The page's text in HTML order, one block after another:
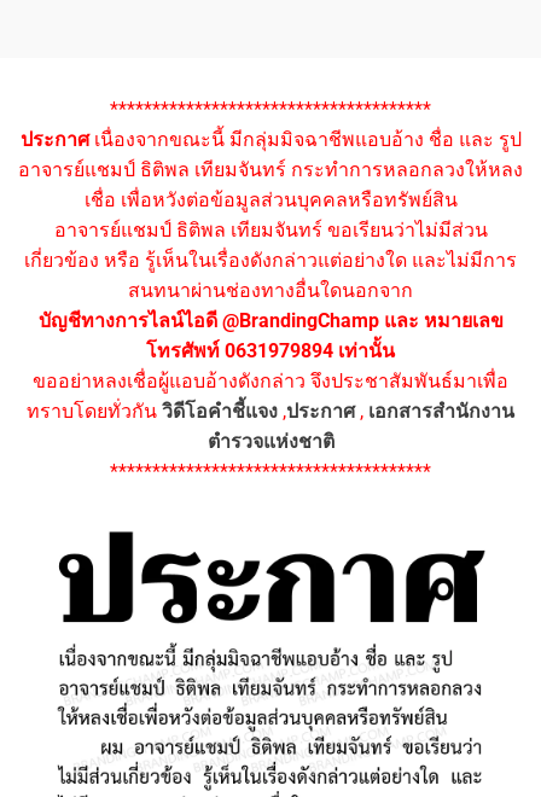
**************************************
ประกาศเนื่องจากขณะนี้ มีกลุ่มมิจฉาชีพแอบอ้าง ชื่อ และ รูป
อาจารย์แชมป์ ธิติพล เทียมจันทร์ กระทำการหลอกลวงให้หลง
เชื่อ เพื่อหวังต่อข้อมูลส่วนบุคคลหรือทรัพย์สิน
อาจารย์แชมป์ ธิติพล เทียมจันทร์ ขอเรียนว่าไม่มีส่วน
เกี่ยวข้อง หรือ รู้เห็นในเรื่องดังกล่าวแต่อย่างใด และไม่มีการ
สนทนาผ่านช่องทางอื่นใดนอกจาก
บัญชีทางการไลน์ไอดี @BrandingChamp และ หมายเลข
โทรศัพท์ 0631979894 เท่านั้น
ขออย่าหลงเชื่อผู้แอบอ้างดังกล่าว จึงประชาสัมพันธ์มาเพื่อ
ทราบโดยทั่วกัน วิดีโอคำชี้แจง ,ประกาศ, เอกสารสำนักงาน
ตำรวจแห่งชาติ
**************************************